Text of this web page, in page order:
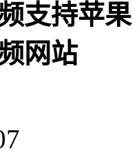
支持苹
网站